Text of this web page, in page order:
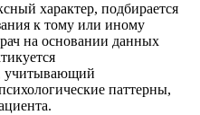
характер, подбирается
к тому или иному
на основании данных
учитывающий
паттерны,